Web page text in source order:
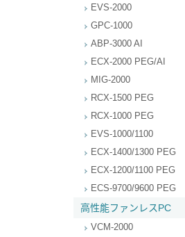
EVS-2000
GPC-1000
ABP-3000 AI
ECX-2000 PEG/AI
MIG-2000
RCX-1500 PEG
RCX-1000 PEG
EVS-1000/1100
ECX-1400/1300 PEG
ECX-1200/1100 PEG
ECS-9700/9600 PEG
高性能ファンレスPC
VCM-2000